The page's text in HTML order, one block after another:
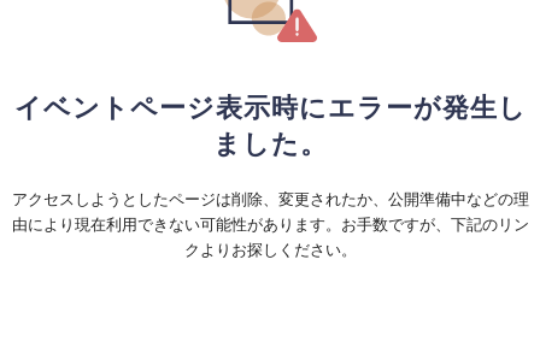
イベントページ表示時にエラーが発生し
ました。
アクセスしようとしたページは削除、変更されたか、公開準備中などの理
由により現在利用できない可能性があります。お手数ですが、下記のリン
クよりお探しください。